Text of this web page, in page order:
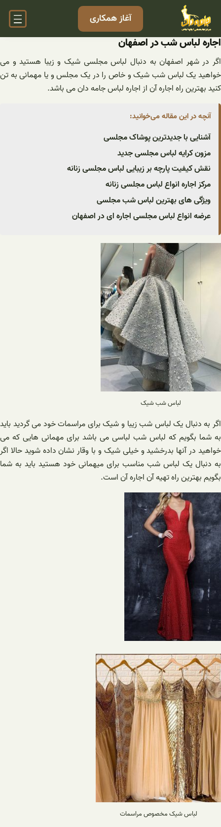
محتوا
آغاز همکاری
اجاره لباس شب در اصفهان
اگر در شهر اصفهان به دنبال لباس مجلسی شیک و زیبا هستید و می
خواهید یک لباس شب شیک و خاص را در یک مجلس و یا مهمانی به تن
کنید بهترین راه اجاره آن از اجاره لباس جامه دان می باشد.
آنچه در این مقاله می‌خوانید:
آشنایی با جدیدترین پوشاک مجلسی
مزون کرایه لباس مجلسی جدید
نقش کیفیت پارچه بر زیبایی لباس مجلسی زنانه
مرکز اجاره انواع لباس مجلسی زنانه
ویژگی های بهترین لباس شب مجلسی
عرضه انواع لباس مجلسی اجاره ای در اصفهان
لباس شب شیک
اگر به دنبال یک لباس شب زیبا و شیک برای مراسمات خود می گردید باید
به شما بگویم که لباس شب لباسی می باشد برای مهمانی هایی که می
خواهید در آنها بدرخشید و خیلی شیک و با وقار نشان داده شوید حالا اگر
به دنبال یک لباس شب مناسب برای میهمانی خود هستید باید به شما
بگویم بهترین راه تهیه آن اجاره آن است.
لباس شیک مخصوص مراسمات